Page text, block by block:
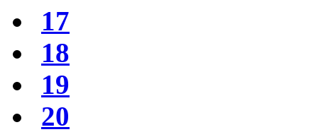
17
18
19
20